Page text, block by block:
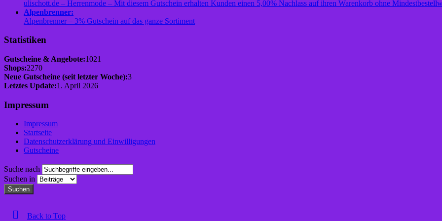
ulischott.de – Herrenmode – Mit diesem Gutschein erhalten Kunden einen 5,00% Nachlass auf ihren Warenkorb ohne
Alpenbrenner:
Alpenbrenner – 3% Gutschein auf das ganze Sortiment
Statistiken
Gutscheine & Angebote:1021
Shops:2270
Neue Gutscheine (seit letzter Woche):3
Letztes Update:1. April 2026
Impressum
Impressum
Startseite
Datenschutzerklärung und Einwilligungen
Gutscheine
Suche nach
Suchen in
Suchen
Back to Top